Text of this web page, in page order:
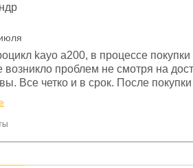
kayo a200, в процессе покупки
возникло проблем не смотря на
Все четко и в срок. После
был 0, при этом представители
на связи и в итоге проблема была
говорит о небезразличии к клиенту